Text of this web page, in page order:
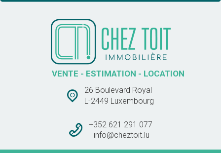
VENTE - ESTIMATION - LOCATION
26 Boulevard Royal
L-2449 Luxembourg
+352 621 291 077
info@cheztoit.lu
CHEZ TOIT IMMOBLIÈRE
VENTE – ESTIMATION – LOCATION
ACCUEIL
VENTES
LOCATIONS
COMMISSIONS
CONTACT